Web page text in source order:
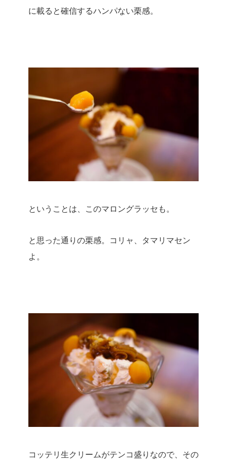
に載ると確信するハンパない栗感。
ということは、このマロングラッセも。
と思った通りの栗感。
コリャ、タマリマセン
よ。
コッテリ生クリームがテンコ盛りなので、その